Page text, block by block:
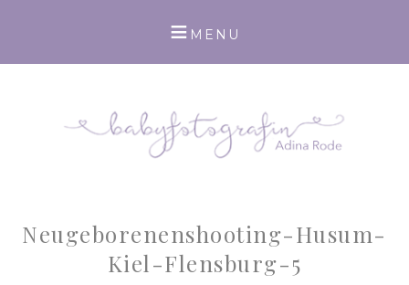
Neugeborenenshooting-Husum-
Kiel-Flensburg-5